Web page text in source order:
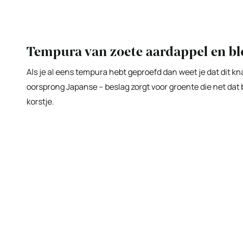
Tempura van zoete aardappel en
Als je al eens tempura hebt geproefd dan weet je dat dit
oorsprong Japanse – beslag zorgt voor groente die net
korstje.